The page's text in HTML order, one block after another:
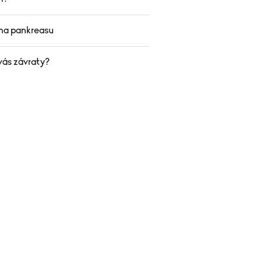
pankreasu
závraty?